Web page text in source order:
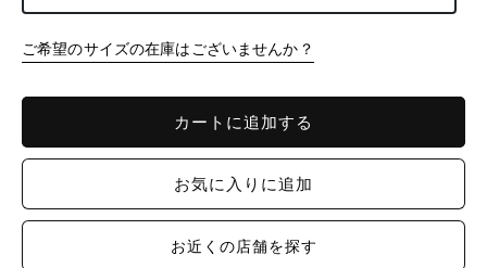
ご希望のサイズの在庫はございませんか？
カートに追加する
お気に入りに追加
お近くの店舗を探す